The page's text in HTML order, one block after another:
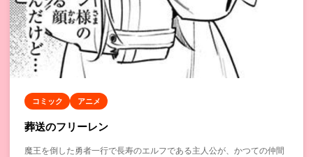
コミック アニメ
葬送のフリーレン
魔王を倒した勇者一行で長寿のエルフである主人公が、かつての仲間